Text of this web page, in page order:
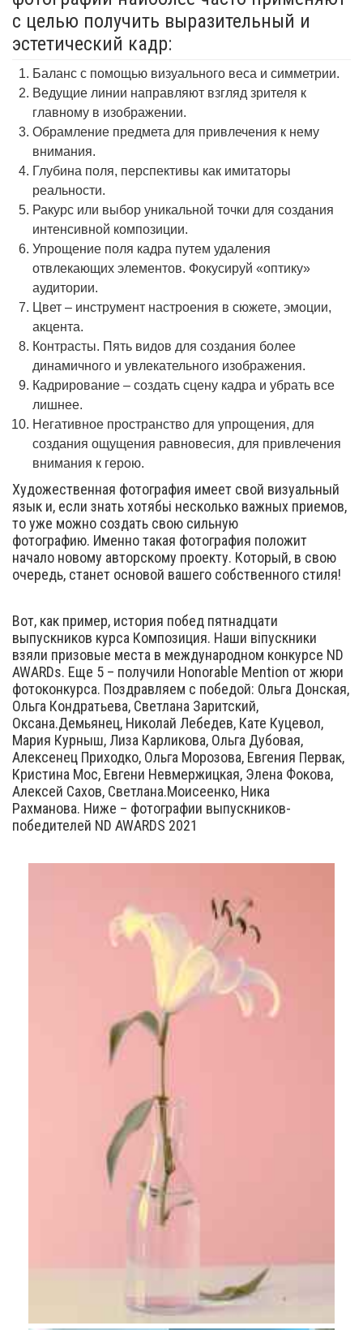
с целью получить выразительный и
эстетический кадр:
Баланс с помощью визуального веса и симметрии.
Ведущие линии направляют взгляд зрителя к
главному в изображении.
Обрамление предмета для привлечения к нему
внимания.
Глубина поля, перспективы как имитаторы
реальности.
Ракурс или выбор уникальной точки для создания
интенсивной композиции.
Упрощение поля кадра путем удаления
отвлекающих элементов. Фокусируй «оптику»
аудитории.
Цвет – инструмент настроения в сюжете, эмоции,
акцента.
Контрасты. Пять видов для создания более
динамичного и увлекательного изображения.
Кадрирование – создать сцену кадра и убрать все
лишнее.
Негативное пространство для упрощения, для
создания ощущения равновесия, для привлечения
внимания к герою.
Художественная фотография имеет свой визуальный
язык и, если знать хотябьі несколько важных приемов,
то уже можно создать свою сильную
фотографию. Именно такая фотография положит
начало новому авторскому проекту. Который, в свою
очередь, станет основой вашего собственного стиля!
Вот, как пример, история побед пятнадцати
выпускников курса Композиция. Наши віпускники
взяли призовые места в международном конкурсе ND
AWARDs. Еще 5 – получили Honorable Mention от жюри
фотоконкурса. Поздравляем с победой: Ольга Донская,
Ольга Кондратьева, Светлана Заритский,
Оксана.Демьянец, Николай Лебедев, Кате Куцевол,
Мария Курныш, Лиза Карликова, Ольга Дубовая,
Алексенец Приходко, Ольга Морозова, Евгения Первак,
Кристина Мос, Евгени Невмержицкая, Элена Фокова,
Алексей Сахов, Светлана.Моисеенко, Ника
Рахманова. Ниже – фотографии выпускников-
победителей ND AWARDS 2021